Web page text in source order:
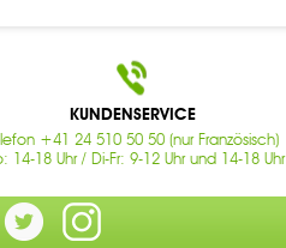
KUNDENSERVICE
+41 24 510 50 50 (nur Französisch)
14-18 Uhr / Di-Fr: 9-12 Uhr und 14-18 Uhr